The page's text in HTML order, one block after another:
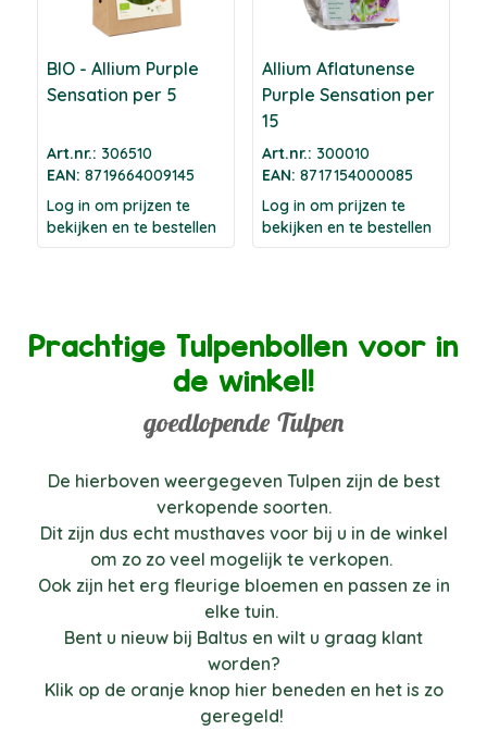
BIO - Allium Purple
Sensation per 5
Art.nr.: 306510
EAN: 8719664009145
Log in om prijzen te
bekijken en te bestellen
Allium Aflatunense
Purple Sensation per
15
Art.nr.: 300010
EAN: 8717154000085
Log in om prijzen te
bekijken en te bestellen
Prachtige Tulpenbollen voor in
de winkel!
goedlopende Tulpen
De hierboven weergegeven Tulpen zijn de best
verkopende soorten.
Dit zijn dus echt musthaves voor bij u in de winkel
om zo zo veel mogelijk te verkopen.
Ook zijn het erg fleurige bloemen en passen ze in
elke tuin.
Bent u nieuw bij Baltus en wilt u graag klant
worden?
Klik op de oranje knop hier beneden en het is zo
geregeld!